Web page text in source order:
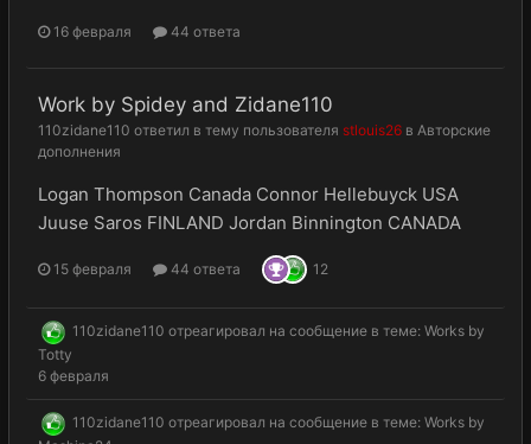
16 февраля 44 ответа
Work by Spidey and Zidane110
110zidane110 ответил в тему пользователя stlouis26 в Авторские
дополнения
Logan Thompson Canada Connor Hellebuyck USA
Juuse Saros FINLAND Jordan Binnington CANADA
15 февраля 44 ответа 12
110zidane110 отреагировал на сообщение в теме: Works by
Totty
6 февраля
110zidane110 отреагировал на сообщение в теме: Works by